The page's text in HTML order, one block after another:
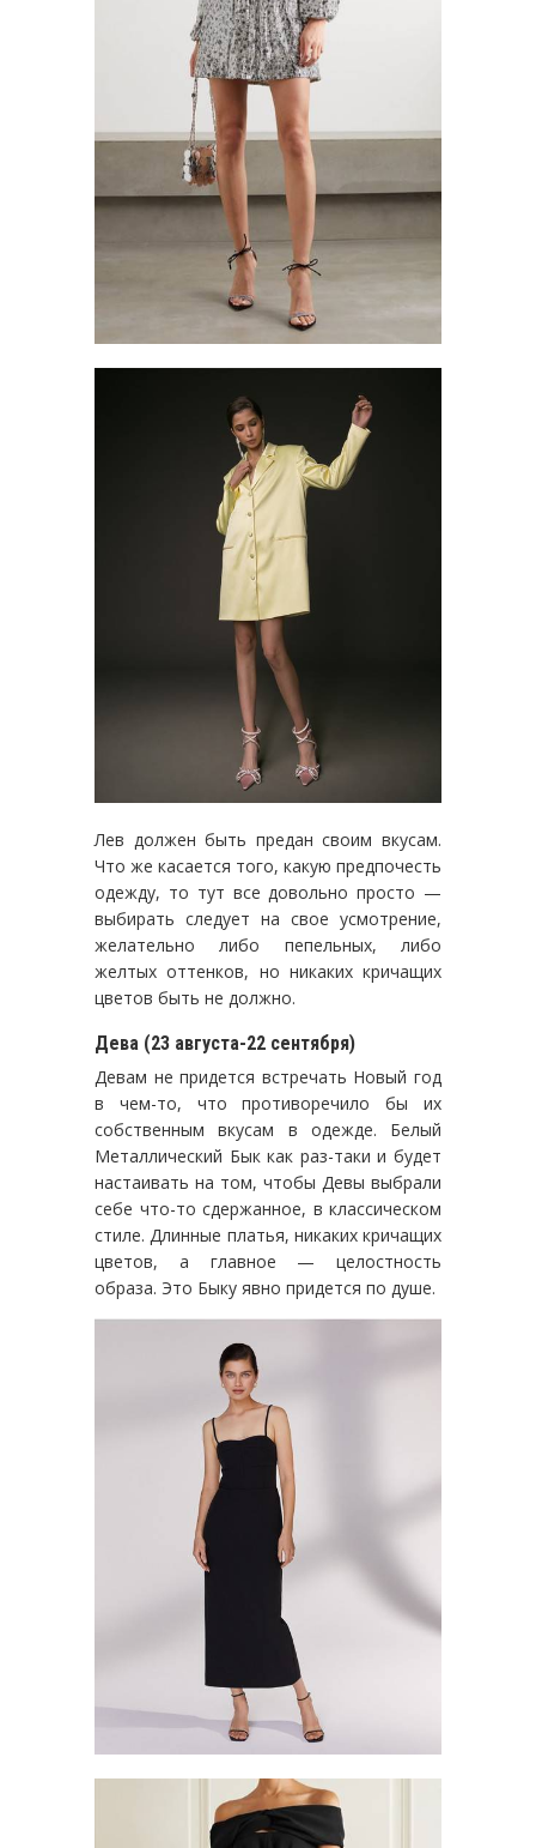
Лев должен быть предан своим вкусам.
Что же касается того, какую предпочесть
одежду, то тут все довольно просто —
выбирать следует на свое усмотрение,
желательно либо пепельных, либо
желтых оттенков, но никаких кричащих
цветов быть не должно.
Дева (23 августа-22 сентября)
Девам не придется встречать Новый год
в чем-то, что противоречило бы их
собственным вкусам в одежде. Белый
Металлический Бык как раз-таки и будет
настаивать на том, чтобы Девы выбрали
себе что-то сдержанное, в классическом
стиле. Длинные платья, никаких кричащих
цветов, а главное — целостность
образа. Это Быку явно придется по душе.